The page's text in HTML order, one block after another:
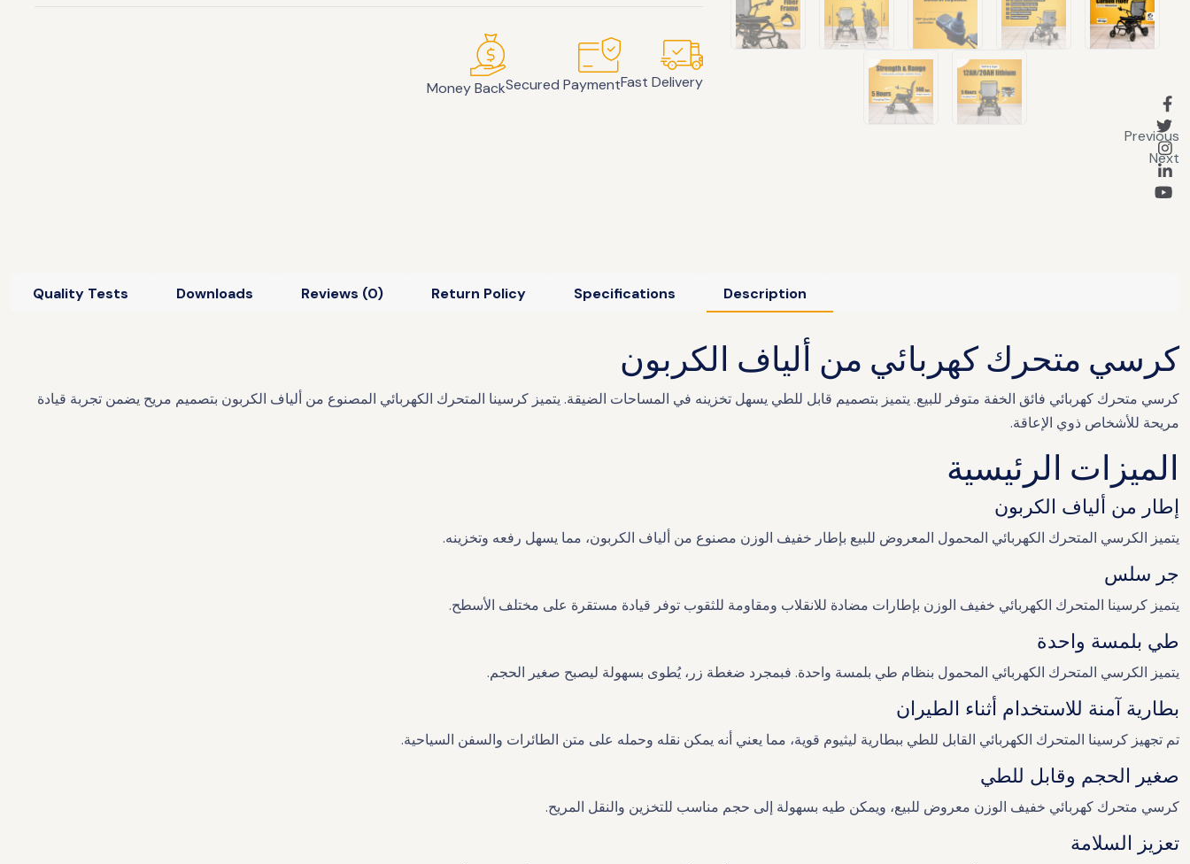
Previous
Next
Fast Delivery
Secured Payment
Money Back
Description
Specifications
Return Policy
Reviews (0)
Downloads
Quality Tests
كرسي متحرك كهربائي من ألياف الكربون
كرسي متحرك كهربائي فائق الخفة متوفر للبيع. يتميز بتصميم قابل للطي يسهل تخزينه في المساحات الضيقة. يتميز كرسينا المتحرك الكهربائي المصنوع من ألياف الكربون بتصميم مريح يضمن تجربة قيادة
مريحة للأشخاص ذوي الإعاقة.
الميزات الرئيسية
إطار من ألياف الكربون
يتميز الكرسي المتحرك الكهربائي المحمول المعروض للبيع بإطار خفيف الوزن مصنوع من ألياف الكربون، مما يسهل رفعه وتخزينه.
جر سلس
يتميز كرسينا المتحرك الكهربائي خفيف الوزن بإطارات مضادة للانقلاب ومقاومة للثقوب توفر قيادة مستقرة على مختلف الأسطح.
طي بلمسة واحدة
يتميز الكرسي المتحرك الكهربائي المحمول بنظام طي بلمسة واحدة. فبمجرد ضغطة زر، يُطوى بسهولة ليصبح صغير الحجم.
بطارية آمنة للاستخدام أثناء الطيران
تم تجهيز كرسينا المتحرك الكهربائي القابل للطي ببطارية ليثيوم قوية، مما يعني أنه يمكن نقله وحمله على متن الطائرات والسفن السياحية.
صغير الحجم وقابل للطي
كرسي متحرك كهربائي خفيف الوزن معروض للبيع، ويمكن طيه بسهولة إلى حجم مناسب للتخزين والنقل المريح.
تعزيز السلامة